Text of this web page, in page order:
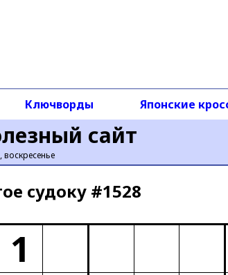
сайт
воскресенье
Ключворды Японские
cудоку #1528
1